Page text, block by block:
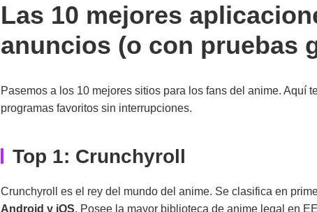
Las 10 mejores
anuncios (o con pruebas
Pasemos a los 10 mejores sitios para los fans del anime. Aquí
programas favoritos sin interrupciones.
Top 1: Crunchyroll
Crunchyroll es el rey del mundo del anime. Se clasifica en
Android y iOS. Posee la mayor biblioteca de anime legal en